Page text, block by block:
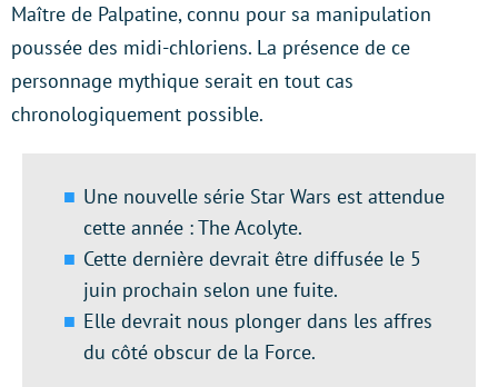
Maître de Palpatine, connu pour sa manipulation
poussée des midi-chloriens. La présence de ce
personnage mythique serait en tout cas
chronologiquement possible.
Une nouvelle série Star Wars est attendue
cette année : The Acolyte.
Cette dernière devrait être diffusée le 5
juin prochain selon une fuite.
Elle devrait nous plonger dans les affres
du côté obscur de la Force.